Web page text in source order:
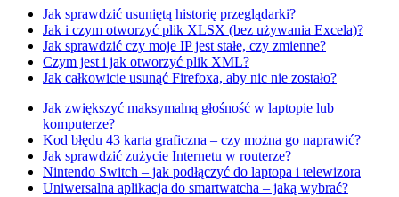
Jak sprawdzić usuniętą historię przeglądarki?
Jak i czym otworzyć plik XLSX (bez używania Excela)?
Jak sprawdzić czy moje IP jest stałe, czy zmienne?
Czym jest i jak otworzyć plik XML?
Jak całkowicie usunąć Firefoxa, aby nic nie zostało?
Jak zwiększyć maksymalną głośność w laptopie lub
komputerze?
Kod błędu 43 karta graficzna – czy można go naprawić?
Jak sprawdzić zużycie Internetu w routerze?
Nintendo Switch – jak podłączyć do laptopa i telewizora
Uniwersalna aplikacja do smartwatcha – jaką wybrać?